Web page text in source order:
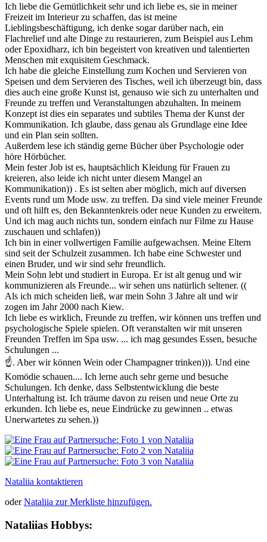
Ich liebe die Gemütlichkeit sehr und ich liebe es, sie in meiner
Freizeit im Interieur zu schaffen, das ist meine
Lieblingsbeschäftigung, ich denke sogar darüber nach, ein
Flachrelief und alte Dinge zu restaurieren, zum Beispiel aus Lehm
oder Epoxidharz, ich bin begeistert von kreativen und talentierten
Menschen mit exquisitem Geschmack.
Ich habe die gleiche Einstellung zum Kochen und Servieren von
Speisen und dem Servieren des Tisches, weil ich überzeugt bin, dass
dies auch eine große Kunst ist, genauso wie sich zu unterhalten und
Freunde zu treffen und Veranstaltungen abzuhalten. In meinem
Konzept ist dies ein separates und subtiles Thema der Kunst der
Kommunikation. Ich glaube, dass genau als Grundlage eine Idee
und ein Plan sein sollten.
Außerdem lese ich ständig gerne Bücher über Psychologie oder
höre Hörbücher.
Mein fester Job ist es, hauptsächlich Kleidung für Frauen zu
kreieren, also leide ich nicht unter diesem Mangel an
Kommunikation)) . Es ist selten aber möglich, mich auf diversen
Events rund um Mode usw. zu treffen. Da sind viele meiner Freunde
und oft hilft es, den Bekanntenkreis oder neue Kunden zu erweitern.
Und ich mag auch nichts tun, sondern einfach nur Filme zu Hause
zuschauen und schlafen))
Ich bin in einer vollwertigen Familie aufgewachsen. Meine Eltern
sind seit der Schulzeit zusammen. Ich habe eine Schwester und
einen Bruder, und wir sind sehr freundlich.
Mein Sohn lebt und studiert in Europa. Er ist alt genug und wir
kommunizieren als Freunde... wir sehen uns natürlich seltener. ((
Als ich mich scheiden ließ, war mein Sohn 3 Jahre alt und wir
zogen im Jahr 2000 nach Kiew.
Ich liebe es wirklich, Freunde zu treffen, wir können uns treffen und
psychologische Spiele spielen. Oft veranstalten wir mit unseren
Freunden Treffen im Spa usw. ... ich mag gesundes Essen, besuche
Schulungen ...
☝️. Aber wir können Wein oder Champagner trinken))). Und eine
Komödie schauen.... Ich lerne auch sehr gerne und besuche
Schulungen. Ich denke, dass Selbstentwicklung die beste
Unterhaltung ist. Ich träume davon zu reisen und neue Orte zu
erkunden. Ich liebe es, neue Eindrücke zu gewinnen .. etwas
Unerwartetes zu sehen.))
Nataliia kontaktieren
oderNataliia zur Merkliste hinzufügen.
Nataliias Hobbys: